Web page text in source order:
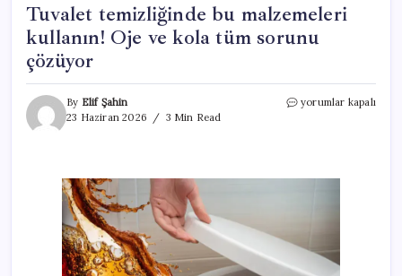
Tuvalet temizliğinde bu malzemeleri
kullanın! Oje ve kola tüm sorunu
çözüyor
By Elif Şahin
23 Haziran 2026
3 Min Read
Tuvalet
Oje
çözüyor
için
yorumlar kapalı